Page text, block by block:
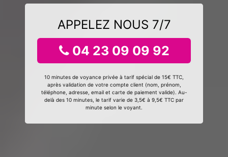
APPELEZ NOUS 7/7
04 23 09 09 92
10 minutes de voyance privée à tarif spécial de 15€ TTC,
après validation de votre compte client (nom, prénom,
téléphone, adresse, email et carte de paiement valide). Au-
delà des 10 minutes, le tarif varie de 3,5€ à 9,5€ TTC par
minute selon le voyant.